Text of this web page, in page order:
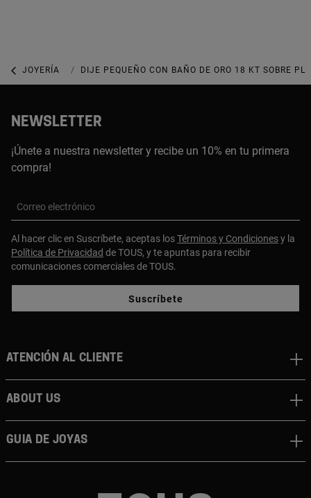
JOYERÍA JOYAS CON GEMAS
DIJE PEQUEÑO CON BAÑO DE ORO 18 KT SOBRE
NEWSLETTER
¡Únete a nuestra newsletter y recibe un 10% en tu primera
compra!
Correo electrónico
Al hacer clic en Suscríbete, aceptas losTérminos y Condicionesy la
Política de Privacidad de TOUS, y te apuntas para recibir
comunicaciones comerciales de TOUS.
Suscríbete
Atención al cliente
About us
Guia de joyas